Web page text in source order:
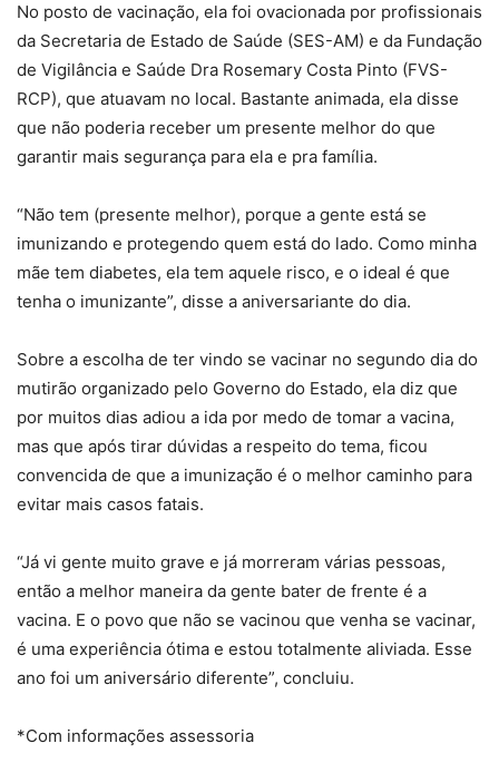
No posto de vacinação, ela foi ovacionada por profissionais
da Secretaria de Estado de Saúde (SES-AM) e da Fundação
de Vigilância e Saúde Dra Rosemary Costa Pinto (FVS-
RCP), que atuavam no local. Bastante animada, ela disse
que não poderia receber um presente melhor do que
garantir mais segurança para ela e pra família.
“Não tem (presente melhor), porque a gente está se
imunizando e protegendo quem está do lado. Como minha
mãe tem diabetes, ela tem aquele risco, e o ideal é que
tenha o imunizante”, disse a aniversariante do dia.
Sobre a escolha de ter vindo se vacinar no segundo dia do
mutirão organizado pelo Governo do Estado, ela diz que
por muitos dias adiou a ida por medo de tomar a vacina,
mas que após tirar dúvidas a respeito do tema, ficou
convencida de que a imunização é o melhor caminho para
evitar mais casos fatais.
“Já vi gente muito grave e já morreram várias pessoas,
então a melhor maneira da gente bater de frente é a
vacina. E o povo que não se vacinou que venha se vacinar,
é uma experiência ótima e estou totalmente aliviada. Esse
ano foi um aniversário diferente”, concluiu.
*Com informações assessoria